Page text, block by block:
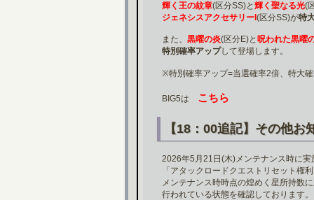
輝く王の紋章(区分SS)と 輝く聖なる光(
ジェネシスアクセサリーI (区分SS)が特
また、 黒曜の炎(区分E)と 呪われた黒曜
特別確率アップして登場します。
※特別確率アップ=当選確率2倍、特大
BIG5は こちら
【18：00追記】その他お
2026年5月21日(木)メンテナンス時に
「アタックロードクエストリセット権
メンテナンス時時点の煌めく星所持数
行われている状態を確認しております。